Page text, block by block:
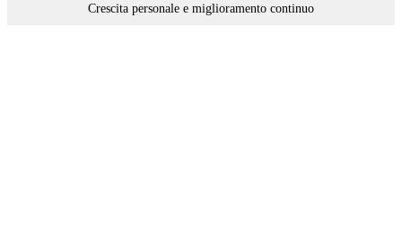
Crescita personale e miglioramento continuo